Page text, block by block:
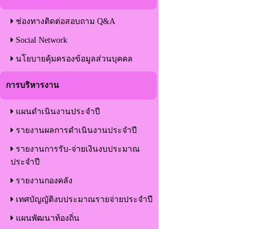
ช่องทางติดต่อสอบถาม Q&A
Social Network
นโยบายคุ้มครองข้อมูลส่วนบุคคล
การบริหารงาน
แผนดำเนินงานประจำปี
รายงานผลการดำเนินงานประจำปี
รายงานการรับ-จ่ายเงินงบประมาณ
ประจำปี
รายงานกองคลัง
เทศบัญญัติงบประมาณรายจ่ายประจำปี
แผนพัฒนาท้องถิ่น